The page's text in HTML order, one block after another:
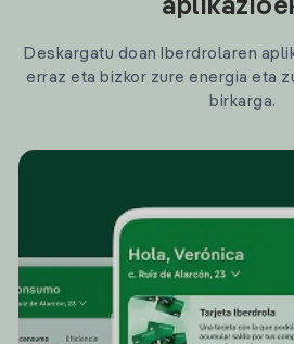
Deskargatu doan Iberdrolaren
erraz eta bizkor zure energia eta
birkarga.